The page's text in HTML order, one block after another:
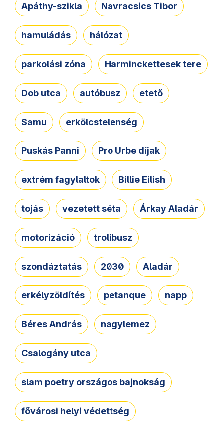
Apáthy-szikla Navracsics Tibor
hamuládás hálózat
parkolási zóna Harminckettesek tere
Dob utca autóbusz etető
Samu erkölcstelenség
Puskás Panni Pro Urbe díjak
extrém fagylaltok Billie Eilish
tojás vezetett séta Árkay Aladár
motorizáció trolibusz
szondáztatás 2030 Aladár
erkélyzöldítés petanque napp
Béres András nagylemez
Csalogány utca
slam poetry országos bajnokság
fővárosi helyi védettség